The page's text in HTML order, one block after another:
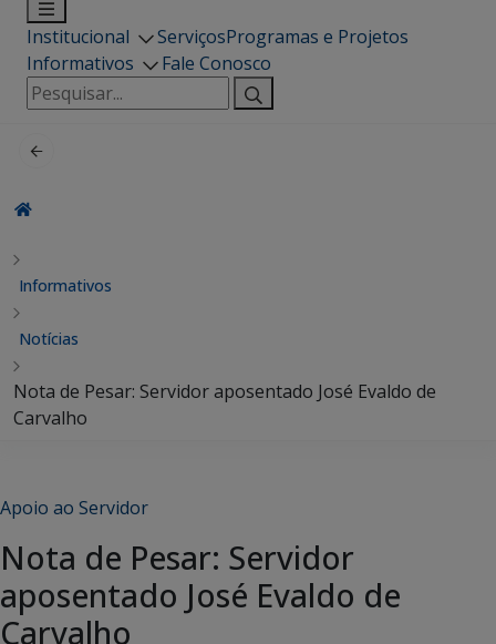
Institucional ServiçosProgramas e Projetos
Informativos
Fale Conosco
Pesquisar
por:
Informativos
Notícias
Nota de Pesar: Servidor aposentado José Evaldo de
Carvalho
Apoio ao Servidor
Nota de Pesar: Servidor
aposentado José Evaldo de
Carvalho